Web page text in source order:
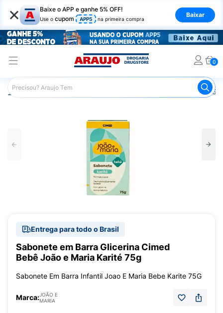
× Baixe o APP e ganhe 5% OFF!
Use o cupom APP5 na primeira compra
Baixar
0
Araujo Infantil Sabonete Infantil
Entrega para todo o Brasil
Sabonete em Barra Glicerina Cimed
Bebê João e Maria Karité 75g
Sabonete Em Barra Infantil Joao E Maria Bebe Karite 75G
Marca:JOÃO E
MARIA